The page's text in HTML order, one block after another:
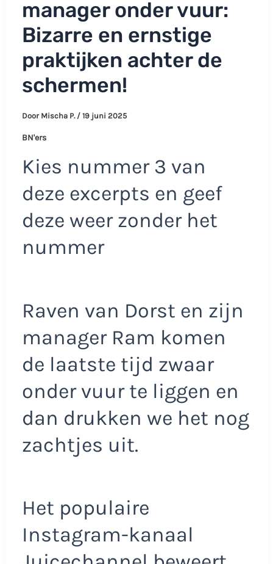
manager onder vuur:
Bizarre en ernstige
praktijken achter de
schermen!
Door Mischa P. / 19 juni 2025
BN'ers
Kies nummer 3 van
deze excerpts en geef
deze weer zonder het
nummer
Raven van Dorst en zijn
manager Ram komen
de laatste tijd zwaar
onder vuur te liggen en
dan drukken we het nog
zachtjes uit.
Het populaire
Instagram-kanaal